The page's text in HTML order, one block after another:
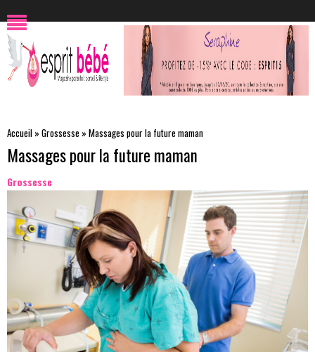
Accueil » Grossesse » Massages pour la future maman
Massages pour la future maman
Grossesse